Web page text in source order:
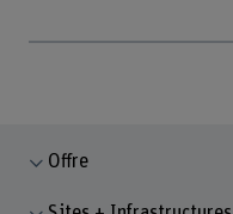
Offre